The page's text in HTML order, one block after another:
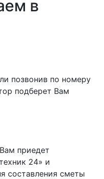
в
позвонив по номеру
подберет Вам
приедет
24» и
составления сметы